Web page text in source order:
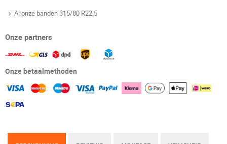
Al onze banden 315/80 R22.5
Onze partners
Onze betaalmethoden